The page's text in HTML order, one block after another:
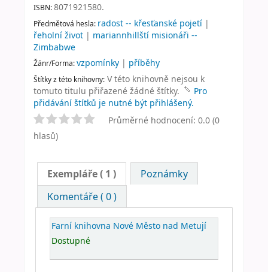
ISBN:8071921580.
Předmětová hesla: radost -- křesťanské pojetí |
řeholní život | mariannhillští misionáři --
Zimbabwe
Žánr/Forma:vzpomínky | příběhy
Štítky z této knihovny: V této knihovně nejsou k
tomuto titulu přiřazené žádné štítky.
Pro
přidávání štítků je nutné být přihlášený.
Průměrné hodnocení: 0.0 (0
hlasů)
Exempláře( 1 )
Poznámky
Komentáře ( 0 )
Farní knihovna Nové Město nad Metují
Dostupné